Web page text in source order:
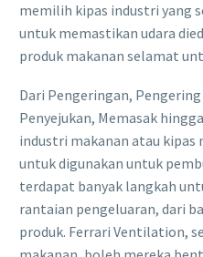
memilih kipas industri yang
untuk memastikan udara
produk makanan selamat
Dari Pengeringan,
Penyejukan, Memasak
industri makanan atau
untuk digunakan untuk
terdapat banyak langkah
rantaian pengeluaran, dari
produk. Ferrari Ventilation,